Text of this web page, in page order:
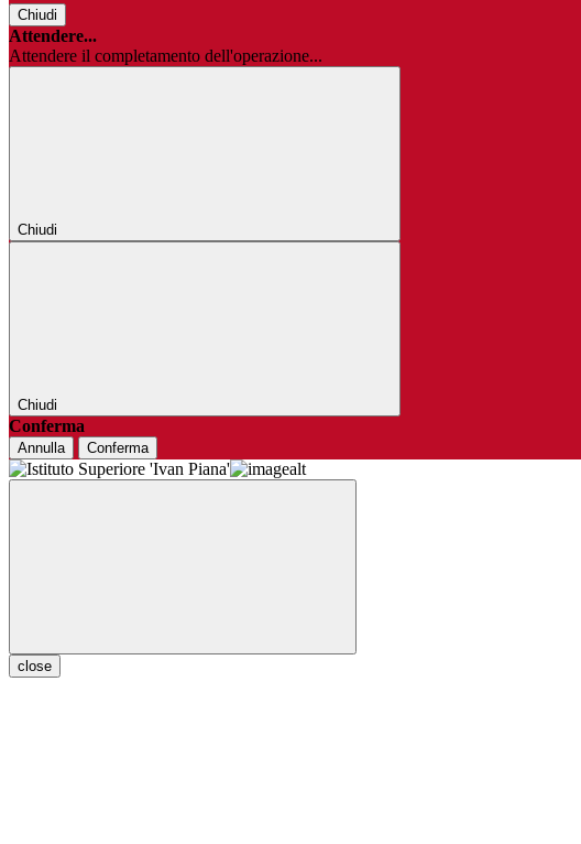
Chiudi
Attendere...
Attendere il completamento dell'operazione...
Chiudi
Chiudi
Conferma
Annulla Conferma
close